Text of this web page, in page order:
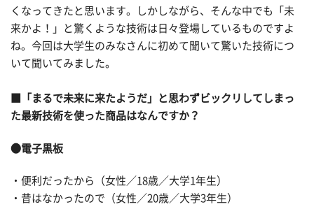
くなってきたと思います。しかしながら、そんな中でも「未
来かよ！」と驚くような技術は日々登場しているものですよ
ね。今回は大学生のみなさんに初めて聞いて驚いた技術につ
いて聞いてみました。
■「まるで未来に来たようだ」と思わずビックリしてしまっ
た最新技術を使った商品はなんですか？
●電子黒板
・便利だったから（女性／18歳／大学1年生）
・昔はなかったので（女性／20歳／大学3年生）